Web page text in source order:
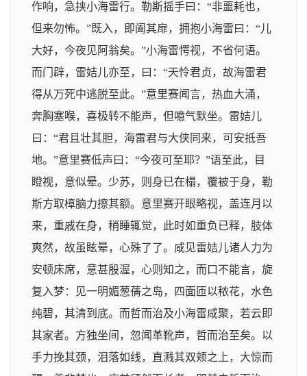
作响，急挟小海雷行。勒斯摇手曰：“非噩耗也，
但来勿怖。”既入，即阖其扉，拥抱小海雷曰：“儿
大好，今夜见阿翁矣。”小海雷愕视，不省何语。
而门辟，雷姞儿亦至，曰：“天怜君贞，故海雷君
得从万死中逃脱至此。”意里赛闻言，热血大涌，
奔胸塞喉，喜极转不能声，但噫气默坐。雷姞儿
曰：“君且壮其胆，海雷君与大侠同来，可安抵吾
地。”意里赛低声曰：“今夜可至耶？”语至此，目
瞪视，意似晕。少苏，则身已在榻，覆被于身，勒
斯方取樟脑力擦其额。意里赛开眼略视，盖连月以
来，重戚在身，稍睡辄觉，此时如重负已释，肢体
爽然，故虽眩晕，心殊了了。咸见雷姞儿诸人力为
安顿床席，意甚殷渥，心则知之，而口不能言，旋
复入梦：见一明媚葱蒨之岛，四面匝以秾花，水色
纯碧，其清到底。而哲而治及小海雷咸聚，若云即
其家者。方独坐间，忽闻革靴声，哲而治至矣。以
手力挽其颈，泪落如线，直溅其双颊之上，大惊而